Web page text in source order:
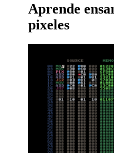
Aprende
pixeles